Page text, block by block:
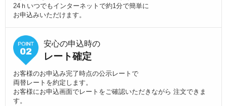
24ｈいつでもインターネットで約1分で簡単に
お申込みいただけます。
安心の申込時の
レート確定
お客様のお申込み完了時点の公示レートで
両替レートを約定します。
お客様にお申込画面でレートをご確認いただきながら 注文できま
す。